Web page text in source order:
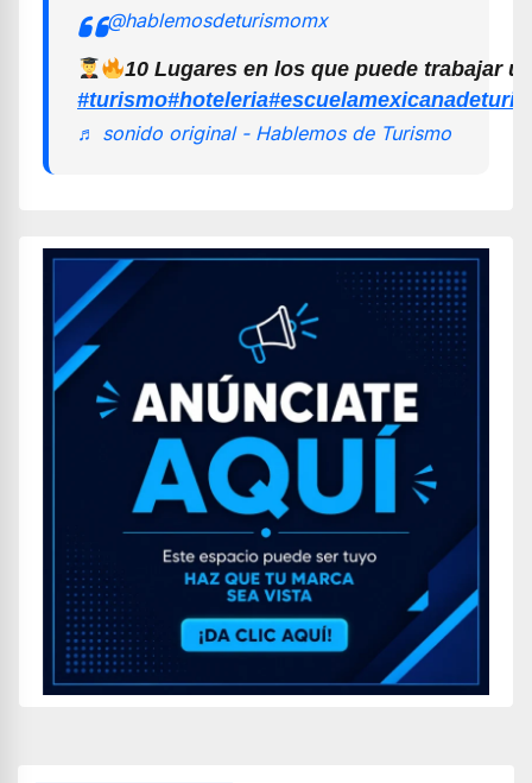
@hablemosdeturismomx
10 Lugares en los que puede trabajar
#turismo#hoteleria
♬ sonido original - Hablemos de Turismo